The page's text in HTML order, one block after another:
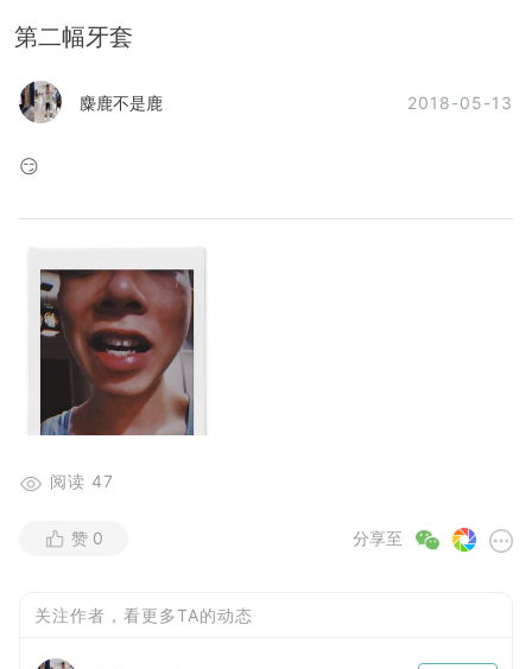
第二幅牙套
麋鹿不是鹿 2018-05-13
😏
阅读 47
分享至
赞 0
关注作者，看更多TA的动态